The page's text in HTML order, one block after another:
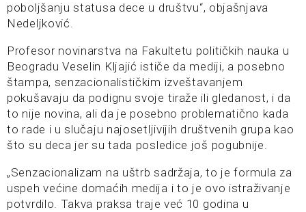
poboljšanju statusa dece u društvu“, objašnjava
Nedeljković.
Profesor novinarstva na Fakultetu političkih nauka u
Beogradu Veselin Kljajić ističe da mediji, a posebno
štampa, senzacionalističkim izveštavanjem
pokušavaju da podignu svoje tiraže ili gledanost, i da
to nije novina, ali da je posebno problematično kada
to rade i u slučaju najosetljivijih društvenih grupa kao
što su deca jer su tada posledice još pogubnije.
„Senzacionalizam na uštrb sadržaja, to je formula za
uspeh većine domaćih medija i to je ovo istraživanje
potvrdilo. Takva praksa traje već 10 godina u